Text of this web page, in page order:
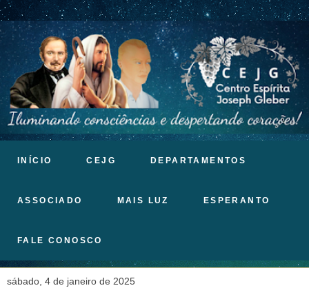
INÍCIO CEJG DEPARTAMENTOS
ASSOCIADO MAIS LUZ ESPERANTO
FALE CONOSCO
sábado, 4 de janeiro de 2025